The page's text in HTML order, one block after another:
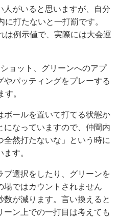
人がいると思いますが、自分
打たないと一打罰です。
は例示値で、実際には大会運
ョット、グリーンへのアプ
やパッティングをプレーする
。
ボールを置いて打てる状態か
になっていますので、仲間内
然打たないな」という時に
す。
ブ選択をしたり、グリーンを
場ではカウントされません
が減ります。言い換えると
ーン上での一打目は考えても